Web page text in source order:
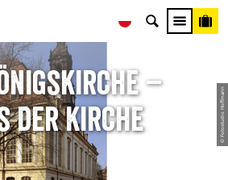
© Fotostudio Hoffmann
–
der Kirche